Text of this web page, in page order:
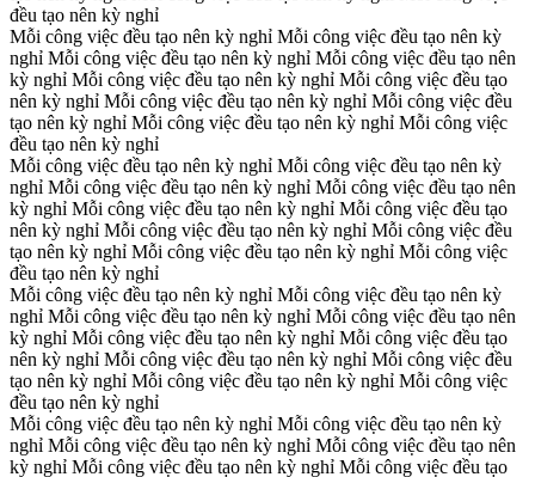
đều tạo nên kỳ nghỉ
Mỗi công việc đều tạo nên kỳ nghỉ Mỗi công việc đều tạo nên kỳ
nghỉ Mỗi công việc đều tạo nên kỳ nghỉ Mỗi công việc đều tạo nên
kỳ nghỉ Mỗi công việc đều tạo nên kỳ nghỉ Mỗi công việc đều tạo
nên kỳ nghỉ Mỗi công việc đều tạo nên kỳ nghỉ Mỗi công việc đều
tạo nên kỳ nghỉ Mỗi công việc đều tạo nên kỳ nghỉ Mỗi công việc
đều tạo nên kỳ nghỉ
Mỗi công việc đều tạo nên kỳ nghỉ Mỗi công việc đều tạo nên kỳ
nghỉ Mỗi công việc đều tạo nên kỳ nghỉ Mỗi công việc đều tạo nên
kỳ nghỉ Mỗi công việc đều tạo nên kỳ nghỉ Mỗi công việc đều tạo
nên kỳ nghỉ Mỗi công việc đều tạo nên kỳ nghỉ Mỗi công việc đều
tạo nên kỳ nghỉ Mỗi công việc đều tạo nên kỳ nghỉ Mỗi công việc
đều tạo nên kỳ nghỉ
Mỗi công việc đều tạo nên kỳ nghỉ Mỗi công việc đều tạo nên kỳ
nghỉ Mỗi công việc đều tạo nên kỳ nghỉ Mỗi công việc đều tạo nên
kỳ nghỉ Mỗi công việc đều tạo nên kỳ nghỉ Mỗi công việc đều tạo
nên kỳ nghỉ Mỗi công việc đều tạo nên kỳ nghỉ Mỗi công việc đều
tạo nên kỳ nghỉ Mỗi công việc đều tạo nên kỳ nghỉ Mỗi công việc
đều tạo nên kỳ nghỉ
Mỗi công việc đều tạo nên kỳ nghỉ Mỗi công việc đều tạo nên kỳ
nghỉ Mỗi công việc đều tạo nên kỳ nghỉ Mỗi công việc đều tạo nên
kỳ nghỉ Mỗi công việc đều tạo nên kỳ nghỉ Mỗi công việc đều tạo